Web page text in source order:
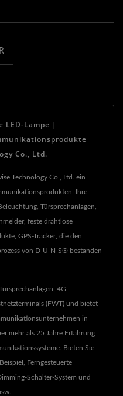
LED-Lampe |
Co., Ltd.
Technology Co., Ltd. ein
Ihre
Türsprechanlagen,
feste drahtlose
GPS-Tracker, die den
von D-U-N-S® bestanden
4G-
(FWT) und bietet
in
mehr als 25 Jahre Erfahrung
Bieten Sie
Ferngesteuerte
Schalter-System und